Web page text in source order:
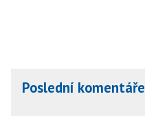
Poslední komentáře